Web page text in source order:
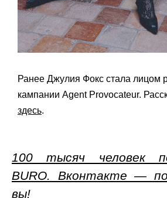
Ранее Джулия Фокс стала лицом
кампании Agent Provocateur.
здесь.
100 тысяч человек
BURO. Вконтакте —
вы!